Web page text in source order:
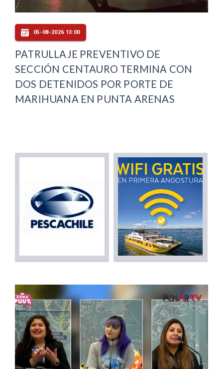
05-08-2026 13:00
PATRULLAJE PREVENTIVO DE
SECCIÓN CENTAURO TERMINA CON
DOS DETENIDOS POR PORTE DE
MARIHUANA EN PUNTA ARENAS